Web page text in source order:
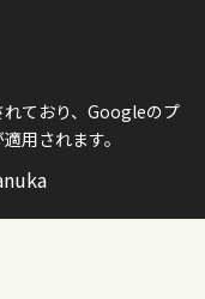
れており、Googleのプ
用されます。